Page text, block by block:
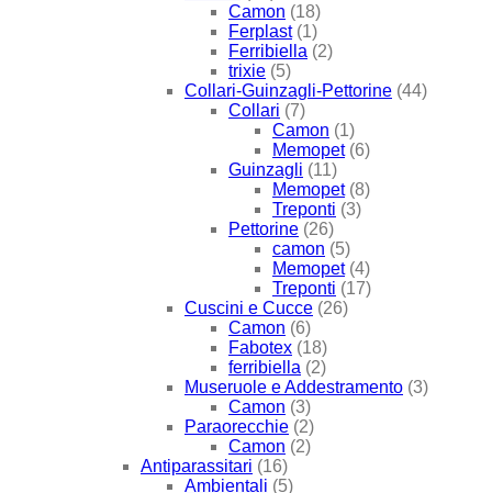
Camon (18)
Ferplast (1)
Ferribiella (2)
trixie (5)
Collari-Guinzagli-Pettorine (44)
Collari (7)
Camon (1)
Memopet (6)
Guinzagli (11)
Memopet (8)
Treponti (3)
Pettorine (26)
camon (5)
Memopet (4)
Treponti (17)
Cuscini e Cucce (26)
Camon (6)
Fabotex (18)
ferribiella (2)
Museruole e Addestramento (3)
Camon (3)
Paraorecchie (2)
Camon (2)
Antiparassitari (16)
Ambientali (5)